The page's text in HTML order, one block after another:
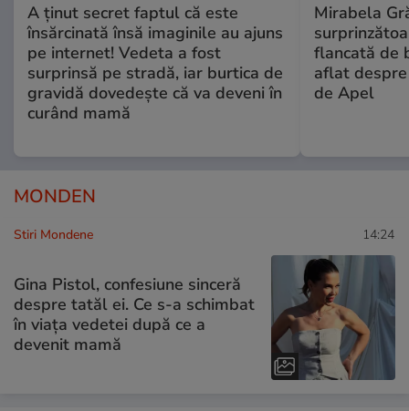
A ținut secret faptul că este
însărcinată însă imaginile au ajuns
pe internet! Vedeta a fost
surprinsă pe stradă, iar burtica de
gravidă dovedește că va deveni în
curând mamă
Mirabela
flancată de
aflat
de Apel
MONDEN
Stiri Mondene 14:24
Gina Pistol, confesiune sinceră
despre tatăl ei. Ce s-a schimbat
în viața vedetei după ce a
devenit mamă